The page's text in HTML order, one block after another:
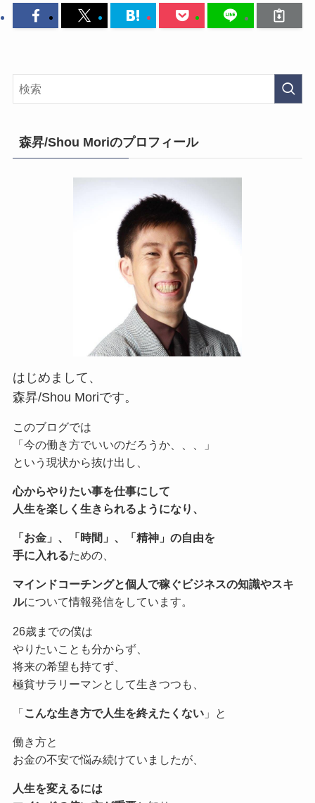
森昇/Shou Moriのプロフィール
はじめまして、
森昇/Shou Moriです。
このブログでは
「今の働き方でいいのだろうか、、、」
という現状から抜け出し、
心からやりたい事を仕事にして
人生を楽しく生きられるようになり、
「お金」、「時間」、「精神」の自由を
手に入れるための、
マインドコーチングと個人で稼ぐビジネスの知識やスキ
ルについて情報発信をしています。
26歳までの僕は
やりたいことも分からず、
将来の希望も持てず、
極貧サラリーマンとして生きつつも、
「こんな生き方で人生を終えたくない」と
働き方と
お金の不安で悩み続けていましたが、
人生を変えるには